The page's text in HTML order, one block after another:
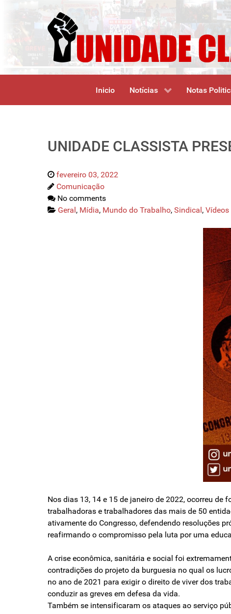
Inicio Notícias Notas
UNIDADE CLASSISTA
fevereiro 03, 2022
Comunicação
No comments
Geral , Mídia, Mundo do Trabalho, Sindical , Vídeos
Nos dias 13, 14 e 15 de janeiro de 2022, ocorreu de
trabalhadoras e trabalhadores das mais de 50
ativamente do Congresso, defendendo resoluções
reafirmando o compromisso pela luta por uma
A crise econômica, sanitária e social foi
contradições do projeto da burguesia no qual os
no ano de 2021 para exigir o direito de viver dos
conduzir as greves em defesa da vida.
Também se intensificaram os ataques ao serviço